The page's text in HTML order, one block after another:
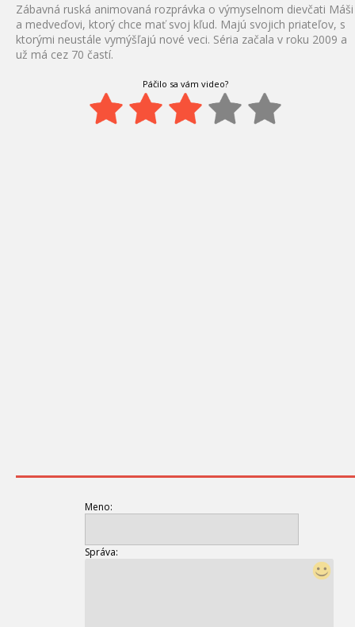
Zábavná ruská animovaná rozprávka o výmyselnom dievčati Máši
a medveďovi, ktorý chce mať svoj kľud. Majú svojich priateľov, s
ktorými neustále vymýšľajú nové veci. Séria začala v roku 2009 a
už má cez 70 častí.
Páčilo sa vám video?
Meno:
Správa: